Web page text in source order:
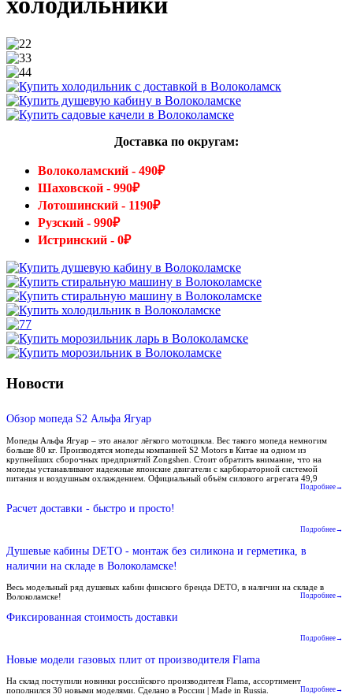
Доставка по округам:
Волоколамский - 490₽
Шаховской - 990₽
Лотошинский - 1190₽
Рузский - 990₽
Истринский - 0₽
Новости
Обзор мопеда S2 Альфа Ягуар
Мопеды Альфа Ягуар – это аналог лёгкого мотоцикла. Вес такого мопеда немногим
больше 80 кг. Производятся мопеды компанией S2 Motors в Китае на одном из
крупнейших сборочных предприятий Zongshen. Стоит обратить внимание, что на
мопеды устанавливают надежные японские двигатели с карбюраторной системой
питания и воздушным охлаждением. Официальный объём силового агрегата 49,9
Подробнее→
Расчет доставки - быстро и просто!
Подробнее→
Душевые кабины DETO - монтаж без силикона и герметика, в
наличии на складе в Волоколамске!
Весь модельный ряд душевых кабин финского бренда DETO, в наличии на складе в
Волоколамске!
Подробнее→
Фиксированная стоимость доставки
Подробнее→
Новые модели газовых плит от производителя Flama
На склад поступили новинки российского производителя Flama, ассортимент
пополнился 30 новыми моделями. Сделано в России | Made in Russia.
Подробнее→